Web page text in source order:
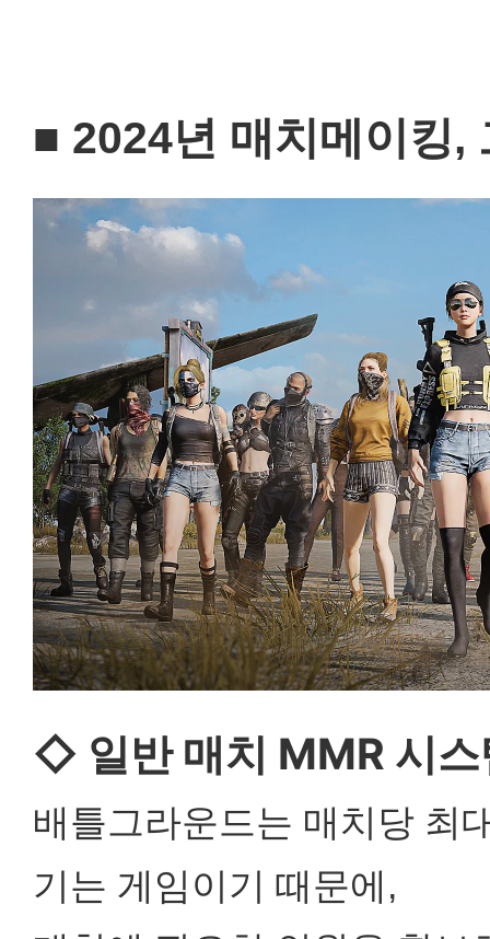
■ 2024년 매치메이킹,
◇ 일반 매치 MMR 시스
배틀그라운드는 매치당 최
기는 게임이기 때문에,